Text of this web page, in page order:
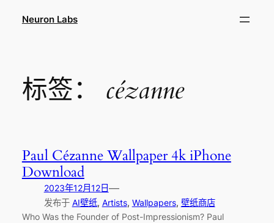
Neuron Labs
标签： cézanne
Paul Cézanne Wallpaper 4k iPhone
Download
2023年12月12日—
发布于 AI壁纸, Artists, Wallpapers, 壁纸商店
Who Was the Founder of Post-Impressionism? Paul